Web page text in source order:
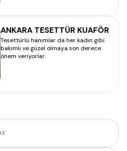
ANKARA TESETTÜR KUAFÖR
Tesettürlü hanımlar da her kadın gibi
bakımlı ve güzel olmaya son derece
önem veriyorlar.